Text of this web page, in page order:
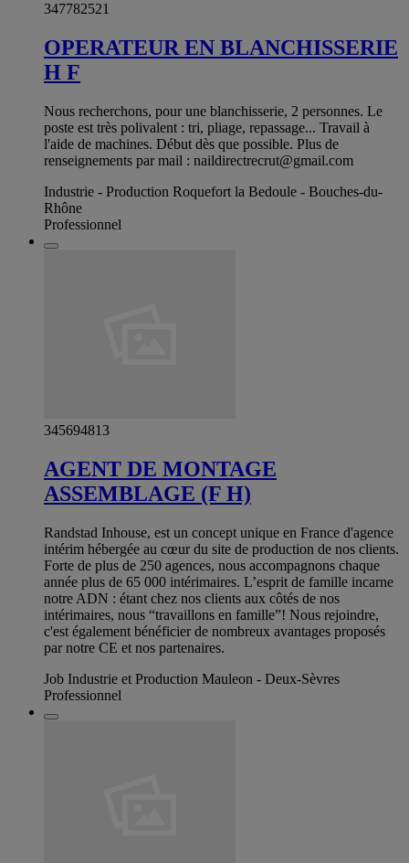
347782521
OPERATEUR EN BLANCHISSERIE
H F
Nous recherchons, pour une blanchisserie, 2 personnes. Le
poste est très polivalent : tri, pliage, repassage... Travail à
l'aide de machines. Début dès que possible. Plus de
renseignements par mail : naildirectrecrut@gmail.com
Industrie - Production Roquefort la Bedoule - Bouches-du-
Rhône
Professionnel
345694813
AGENT DE MONTAGE
ASSEMBLAGE (F H)
Randstad Inhouse, est un concept unique en France d'agence
intérim hébergée au cœur du site de production de nos clients.
Forte de plus de 250 agences, nous accompagnons chaque
année plus de 65 000 intérimaires. L’esprit de famille incarne
notre ADN : étant chez nos clients aux côtés de nos
intérimaires, nous “travaillons en famille”! Nous rejoindre,
c'est également bénéficier de nombreux avantages proposés
par notre CE et nos partenaires.
Job Industrie et Production Mauleon - Deux-Sèvres
Professionnel